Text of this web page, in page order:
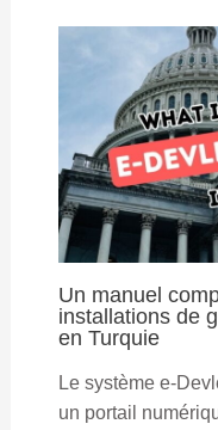
Un manuel
installations de
en Turquie
Le système e-
un portail